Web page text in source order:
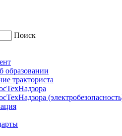
Поиск
образовании
тракториста